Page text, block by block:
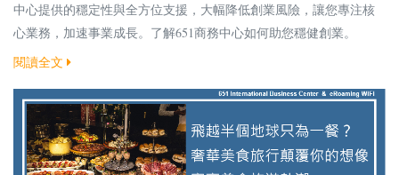
中心提供的穩定性與全方位支援，大幅降低創業風險，讓您專注核
心業務，加速事業成長。了解651商務中心如何助您穩健創業。
閱讀全文